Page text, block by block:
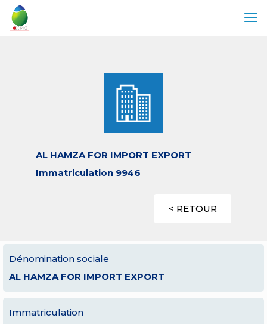
AL HAMZA FOR IMPORT EXPORT
Immatriculation 9946
< RETOUR
Dénomination sociale
AL HAMZA FOR IMPORT EXPORT
Immatriculation